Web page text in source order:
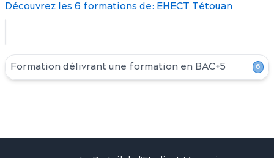
Découvrez les 6 formations de: EHECT Tétouan
Formation délivrant une formation en BAC+5 6